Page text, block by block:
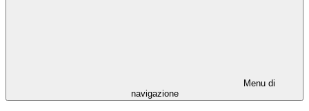
Menu di
navigazione